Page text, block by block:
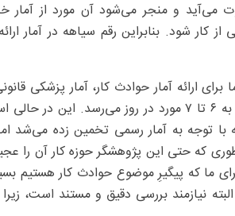
می‌آید و منجر می‌شود آن مورد از آمار
کار شود. بنابراین رقم سیاهه در آمار
ارائه آمار حوادث کار، آمار پزشکی
بین ۱۰۰۰ تا ۲۰۰۰ مورد بوده است، که به صورت میانگین به ۶ تا ۷ مورد
توجه به آمار رسمی تخمین زده می‌شد
که حتی این پژوهشگر حوزه کار آن را
نفری اعلام کرده که برای ما که پیگیرِ موضوع حوادث
نیازمند بررسی دقیق و مستند است،